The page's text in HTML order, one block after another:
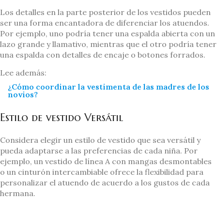
Los detalles en la parte posterior de los vestidos pueden
ser una forma encantadora de diferenciar los atuendos.
Por ejemplo, uno podría tener una espalda abierta con un
lazo grande y llamativo, mientras que el otro podría tener
una espalda con detalles de encaje o botones forrados.
Lee además:
¿Cómo coordinar la vestimenta de las madres de los
novios?
Estilo de vestido Versátil
Considera elegir un estilo de vestido que sea versátil y
pueda adaptarse a las preferencias de cada niña. Por
ejemplo, un vestido de línea A con mangas desmontables
o un cinturón intercambiable ofrece la flexibilidad para
personalizar el atuendo de acuerdo a los gustos de cada
hermana.